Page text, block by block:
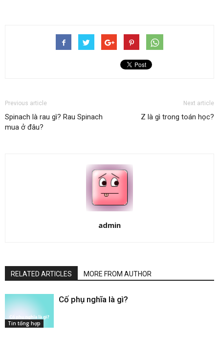
Previous article
Spinach là rau gì? Rau Spinach
mua ở đâu?
Next article
Z là gì trong toán học?
admin
RELATED ARTICLES MORE FROM AUTHOR
Tin tổng hợp
Cố phụ nghĩa là gì​?